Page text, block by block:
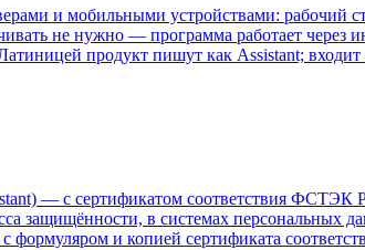
и мобильными устройствами: рабочий
не нужно — программа работает через
продукт пишут как Assistant;
— с сертификатом соответствия
защищённости, в системах персональных
формуляром и копией сертификата